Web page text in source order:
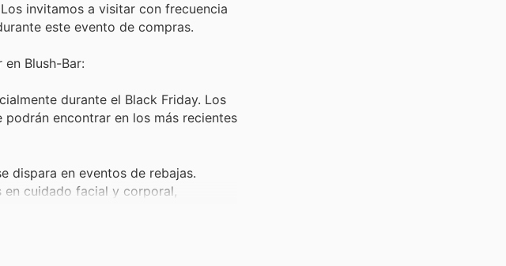
invitamos a visitar con frecuencia
este evento de compras.
Blush-Bar:
durante el Black Friday. Los
encontrar en los más recientes
dispara en eventos de rebajas.
en cuidado facial y corporal,
haciendo que la perfumería